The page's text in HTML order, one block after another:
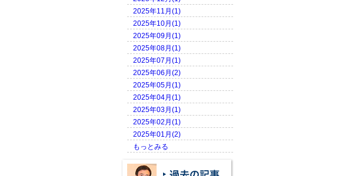
2025年11月(1)
2025年10月(1)
2025年09月(1)
2025年08月(1)
2025年07月(1)
2025年06月(2)
2025年05月(1)
2025年04月(1)
2025年03月(1)
2025年02月(1)
2025年01月(2)
もっとみる